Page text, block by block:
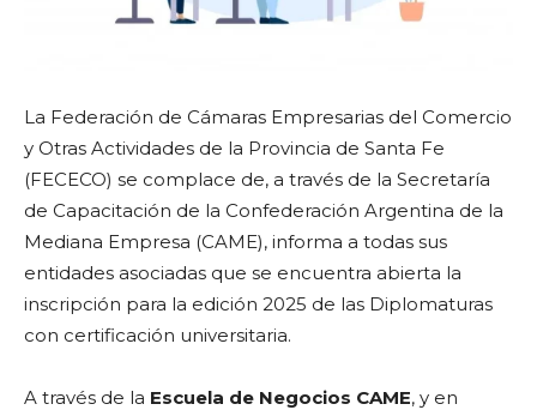
La Federación de Cámaras Empresarias del Comercio
y Otras Actividades de la Provincia de Santa Fe
(FECECO) se complace de, a través de la Secretaría
de Capacitación de la Confederación Argentina de la
Mediana Empresa (CAME), informa a todas sus
entidades asociadas que se encuentra abierta la
inscripción para la edición 2025 de las Diplomaturas
con certificación universitaria.
A través de la Escuela de Negocios CAME, y en